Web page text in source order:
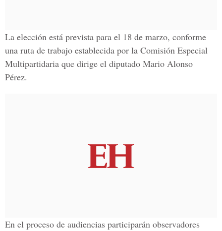
La elección está prevista para el 18 de marzo, conforme
una ruta de trabajo establecida por la Comisión Especial
Multipartidaria que dirige el diputado Mario Alonso
Pérez.
En el proceso de audiencias participarán observadores